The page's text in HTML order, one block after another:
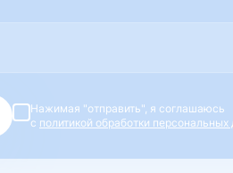
Нажимая "отправить", я соглашаюсь
с политикой обработки персональных